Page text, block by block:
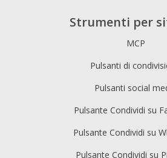
Strumenti per
MCP
Pulsanti di
Pulsanti social
Pulsante Condividi su
Pulsante Condividi su
Pulsante Condividi su